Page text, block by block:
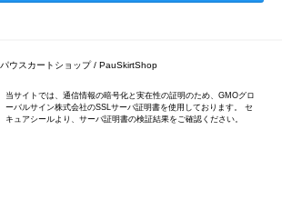
パウスカートショップ / PauSkirtShop
当サイトでは、通信情報の暗号化と実在性の証明のため、GMOグロ
ーバルサイン株式会社のSSLサーバ証明書を使用しております。 セ
キュアシールより、サーバ証明書の検証結果をご確認ください。